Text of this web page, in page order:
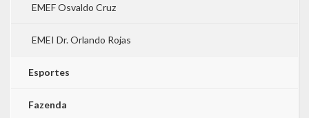
EMEF Osvaldo Cruz
EMEI Dr. Orlando Rojas
Esportes
Fazenda